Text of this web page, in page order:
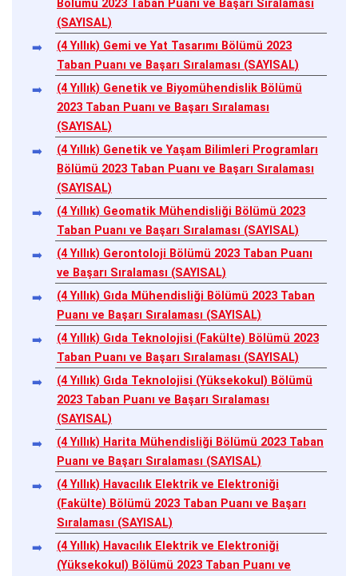
Bölümü 2023 Taban Puanı ve Başarı Sıralaması
(SAYISAL)
(4 Yıllık) Gemi ve Yat Tasarımı Bölümü 2023
Taban Puanı ve Başarı Sıralaması (SAYISAL)
(4 Yıllık) Genetik ve Biyomühendislik Bölümü
2023 Taban Puanı ve Başarı Sıralaması
(SAYISAL)
(4 Yıllık) Genetik ve Yaşam Bilimleri Programları
Bölümü 2023 Taban Puanı ve Başarı Sıralaması
(SAYISAL)
(4 Yıllık) Geomatik Mühendisliği Bölümü 2023
Taban Puanı ve Başarı Sıralaması (SAYISAL)
(4 Yıllık) Gerontoloji Bölümü 2023 Taban Puanı
ve Başarı Sıralaması (SAYISAL)
(4 Yıllık) Gıda Mühendisliği Bölümü 2023 Taban
Puanı ve Başarı Sıralaması (SAYISAL)
(4 Yıllık) Gıda Teknolojisi (Fakülte) Bölümü 2023
Taban Puanı ve Başarı Sıralaması (SAYISAL)
(4 Yıllık) Gıda Teknolojisi (Yüksekokul) Bölümü
2023 Taban Puanı ve Başarı Sıralaması
(SAYISAL)
(4 Yıllık) Harita Mühendisliği Bölümü 2023 Taban
Puanı ve Başarı Sıralaması (SAYISAL)
(4 Yıllık) Havacılık Elektrik ve Elektroniği
(Fakülte) Bölümü 2023 Taban Puanı ve Başarı
Sıralaması (SAYISAL)
(4 Yıllık) Havacılık Elektrik ve Elektroniği
(Yüksekokul) Bölümü 2023 Taban Puanı ve